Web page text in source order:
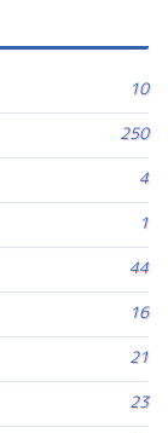
10
250
4
1
44
16
21
23